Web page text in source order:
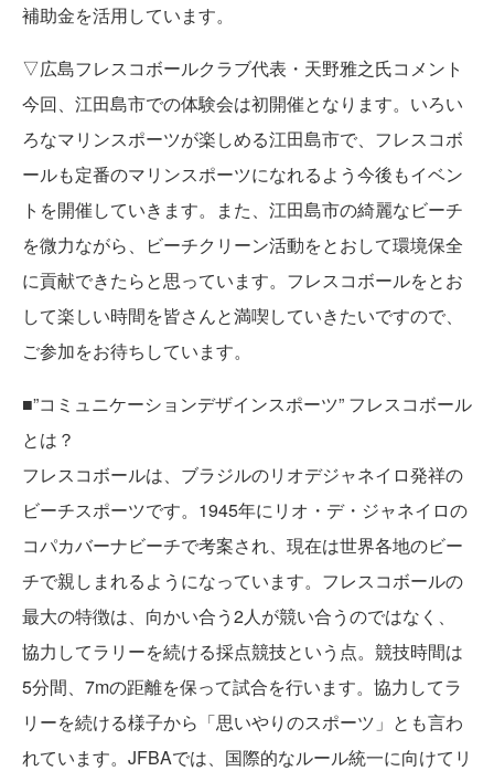
補助金を活用しています。
▽広島フレスコボールクラブ代表・天野雅之氏コメント
今回、江田島市での体験会は初開催となります。いろい
ろなマリンスポーツが楽しめる江田島市で、フレスコボ
ールも定番のマリンスポーツになれるよう今後もイベン
トを開催していきます。また、江田島市の綺麗なビーチ
を微力ながら、ビーチクリーン活動をとおして環境保全
に貢献できたらと思っています。フレスコボールをとお
して楽しい時間を皆さんと満喫していきたいですので、
ご参加をお待ちしています。
■”コミュニケーションデザインスポーツ” フレスコボール
とは？
フレスコボールは、ブラジルのリオデジャネイロ発祥の
ビーチスポーツです。1945年にリオ・デ・ジャネイロの
コパカバーナビーチで考案され、現在は世界各地のビー
チで親しまれるようになっています。フレスコボールの
最大の特徴は、向かい合う2人が競い合うのではなく、
協力してラリーを続ける採点競技という点。競技時間は
5分間、7mの距離を保って試合を行います。協力してラ
リーを続ける様子から「思いやりのスポーツ」とも言わ
れています。JFBAでは、国際的なルール統一に向けてリ